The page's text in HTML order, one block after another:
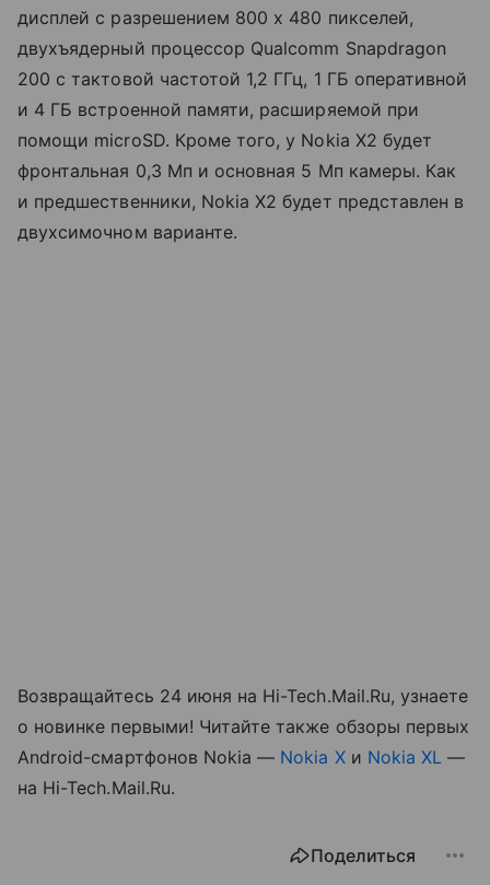
дисплей с разрешением 800 х 480 пикселей,
двухъядерный процессор Qualcomm Snapdragon
200 с тактовой частотой 1,2 ГГц, 1 ГБ оперативной
и 4 ГБ встроенной памяти, расширяемой при
помощи microSD. Кроме того, у Nokia X2 будет
фронтальная 0,3 Мп и основная 5 Мп камеры. Как
и предшественники, Nokia X2 будет представлен в
двухсимочном варианте.
Возвращайтесь 24 июня на Hi-Tech.Mail.Ru, узнаете
о новинке первыми! Читайте также обзоры первых
Android-смартфонов Nokia — Nokia Xи Nokia XL —
на Hi-Tech.Mail.Ru.
Поделиться